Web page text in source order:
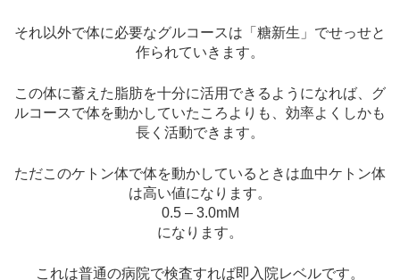
それ以外で体に必要なグルコースは「糖新生」でせっせと
作られていきます。
この体に蓄えた脂肪を十分に活用できるようになれば、グ
ルコースで体を動かしていたころよりも、効率よくしかも
長く活動できます。
ただこのケトン体で体を動かしているときは血中ケトン体
は高い値になります。
0.5 – 3.0mM
になります。
これは普通の病院で検査すれば即入院レベルです。